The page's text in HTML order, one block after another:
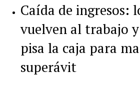
Caída de ingresos:
vuelven al trabajo
pisa la caja para
superávit